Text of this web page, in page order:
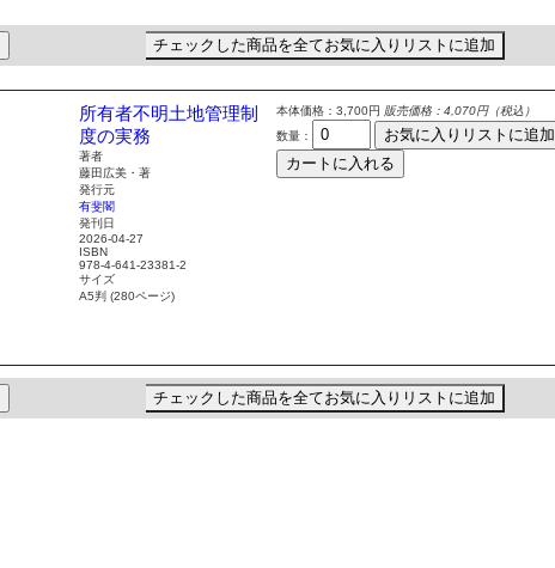
チェックした商品を全てお気に入りリストに追加
所有者不明土地管理制
度の実務
著者
藤田広美・著
発行元
有斐閣
発刊日
2026-04-27
ISBN
978-4-641-23381-2
サイズ
A5判 (280ページ)
本体価格：3,700円 販売価格：4,070円（税込）
数量：
お気に入りリストに追加
カートに入れる
チェックした商品を全てお気に入りリストに追加